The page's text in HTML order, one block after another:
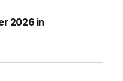
2026 in